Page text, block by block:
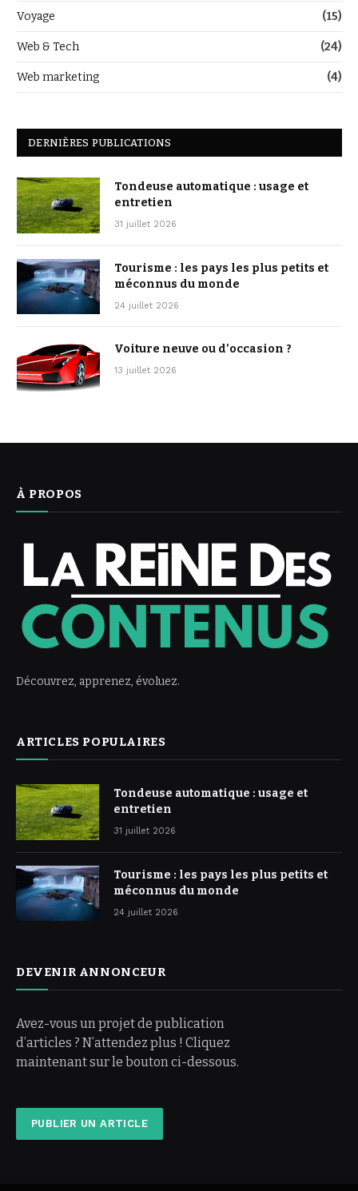
Voyage (15)
Web & Tech (24)
Web marketing (4)
DERNIÈRES PUBLICATIONS
Tondeuse automatique : usage et
entretien
31 juillet 2026
Tourisme : les pays les plus petits et
méconnus du monde
24 juillet 2026
Voiture neuve ou d’occasion ?
13 juillet 2026
À PROPOS
Découvrez, apprenez, évoluez.
ARTICLES POPULAIRES
Tondeuse automatique : usage et
entretien
31 juillet 2026
Tourisme : les pays les plus petits et
méconnus du monde
24 juillet 2026
DEVENIR ANNONCEUR
Avez-vous un projet de publication
d’articles ? N’attendez plus ! Cliquez
maintenant sur le bouton ci-dessous.
PUBLIER UN ARTICLE